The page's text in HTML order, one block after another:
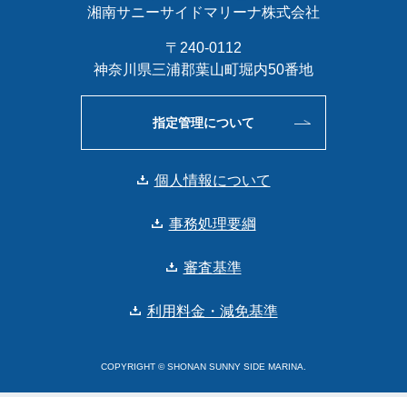
湘南サニーサイドマリーナ株式会社
〒240-0112
神奈川県三浦郡葉山町堀内50番地
指定管理について
個人情報について
事務処理要綱
審査基準
利用料金・減免基準
COPYRIGHT © SHONAN SUNNY SIDE MARINA.